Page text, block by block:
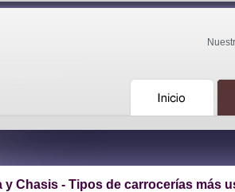
y Chasis - Tipos de carrocerías más